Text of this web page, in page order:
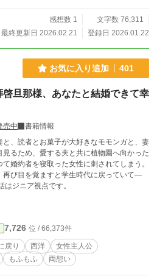
感想数 1
文字数 76,311
最終更新日 2026.02.21
登録日 2026.01.22
お気に入り追加 401
旦那様、あなたと結婚できて幸
売中
書籍情報
と、読者とお菓子が大好きなモモンガと、妻
るため、愛する夫と共に植物園へ向かった
婚約者を寝取った女性に刺されてしまう。
再び目を覚ますと学生時代に戻っていて―
ジニア視点です。
7,726 位 / 66,373件
戻り 西洋
女性主人公
もふもふ 両想い